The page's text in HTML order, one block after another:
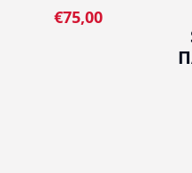
€75,00